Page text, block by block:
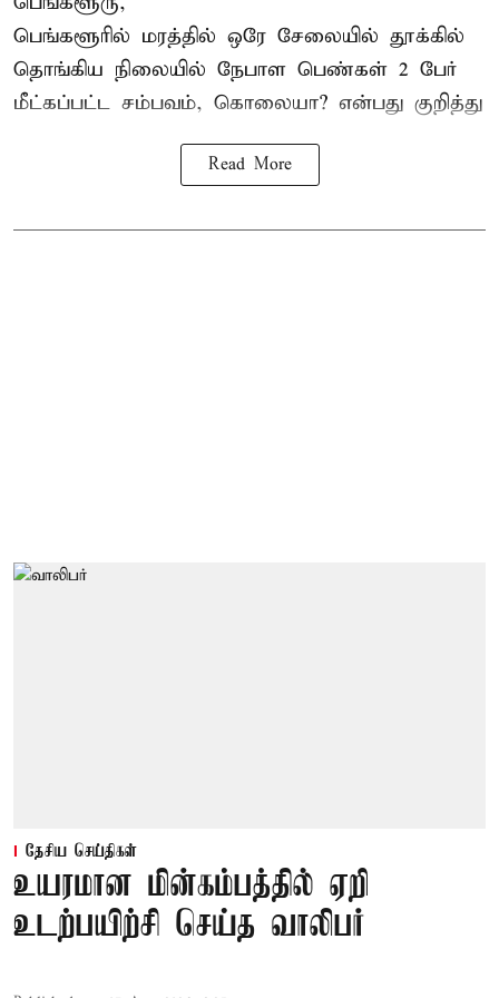
பெங்களூரில் மரத்தில் ஒரே சேலையில் தூக்கில்
தொங்கிய நிலையில் நேபாள பெண்கள் 2 பேர்
மீட்கப்பட்ட சம்பவம், கொலையா? என்பது குறித்து
Read More
தேசிய செய்திகள்
உயரமான மின்கம்பத்தில் ஏறி
உடற்பயிற்சி செய்த வாலிபர்